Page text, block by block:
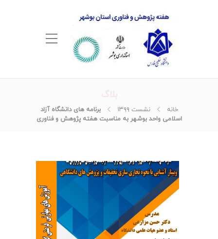
خانه نشست ۱۳۹۹
برنامه های دانشگاه آزاد
اسلامی واحد بوشهر به مناسبت هفته پژوهش و فناوری